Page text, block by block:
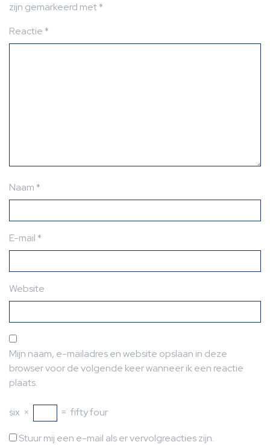
zijn gemarkeerd met*
Reactie*
Naam*
E-mail*
Website
Mijn naam, e-mailadres en website opslaan in deze
browser voor de volgende keer wanneer ik een reactie
plaats.
six × = fifty four
Stuur mij een e-mail als er vervolgreacties zijn.